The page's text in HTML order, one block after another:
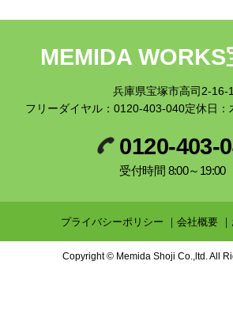
MEMIDA WORKS
兵庫県宝塚市高司2-16-
フリーダイヤル： 0120-403-040定休日：
0120-403-
受付時間 8:00～19:00
プライバシーポリシー 会社概要
Copyright © Memida Shoji Co.,ltd. All